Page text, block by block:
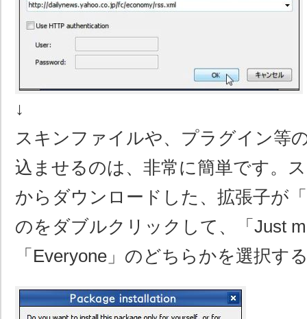
↓
スキンファイルや、プラグイン等
込ませるのは、非常に簡単です。
からダウンロードした、拡張子が
のをダブルクリックして、「Just
「Everyone」のどちらかを選択す